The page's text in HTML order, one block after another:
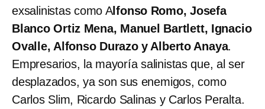
exsalinistas como Alfonso Romo, Josefa
Blanco Ortiz Mena, Manuel Bartlett, Ignacio
Ovalle, Alfonso Durazo y Alberto Anaya.
Empresarios, la mayoría salinistas que, al ser
desplazados, ya son sus enemigos, como
Carlos Slim, Ricardo Salinas y Carlos Peralta.